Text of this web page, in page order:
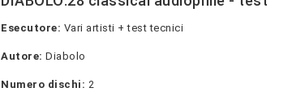
Esecutore: Vari artisti + test tecnici
Autore: Diabolo
Numero dischi: 2